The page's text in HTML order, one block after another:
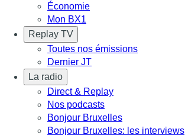
Économie
Mon BX1
Replay TV
Toutes nos émissions
Dernier JT
La radio
Direct & Replay
Nos podcasts
Bonjour Bruxelles
Bonjour Bruxelles: les interviews